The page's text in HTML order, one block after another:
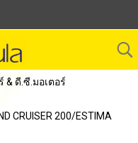
& ดี.ซี.มอเตอร์
CRUISER 200/ESTIMA